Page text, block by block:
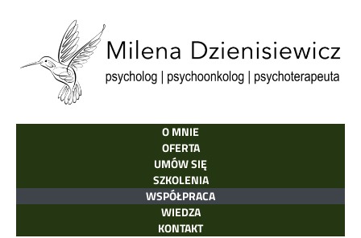
O MNIE
OFERTA
UMÓW SIĘ
SZKOLENIA
WSPÓŁPRACA
WIEDZA
KONTAKT